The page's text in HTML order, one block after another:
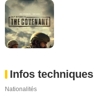
Infos techniques
Nationalités